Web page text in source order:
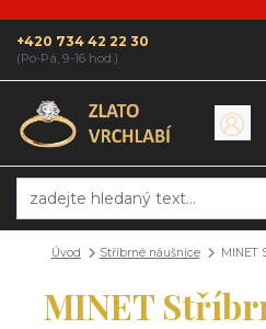
+420 734 42 22 30
(Po-Pá, 9-16 hod.)
Úvod Stříbrné náušnice MINET
MINET